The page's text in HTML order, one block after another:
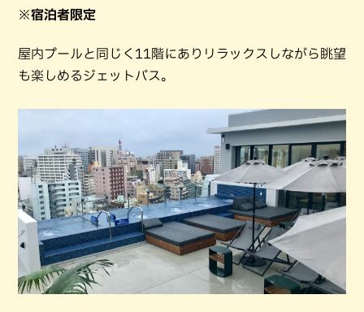
※宿泊者限定
屋内プールと同じく11階にありリラックスしながら眺望
も楽しめるジェットバス。